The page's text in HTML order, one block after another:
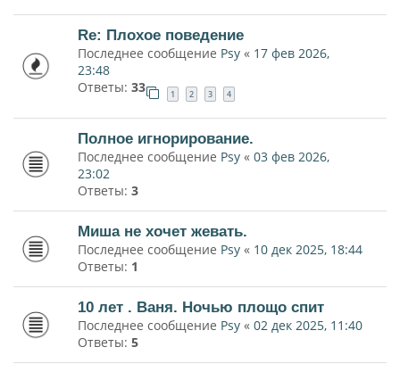
Re: Плохое поведение
Последнее сообщение Psy « 17 фев 2026,
23:48
Ответы: 33 1 2 3 4
Полное игнорирование.
Последнее сообщение Psy « 03 фев 2026,
23:02
Ответы: 3
Миша не хочет жевать.
Последнее сообщение Psy « 10 дек 2025, 18:44
Ответы: 1
10 лет . Ваня. Ночью площо спит
Последнее сообщение Psy « 02 дек 2025, 11:40
Ответы: 5